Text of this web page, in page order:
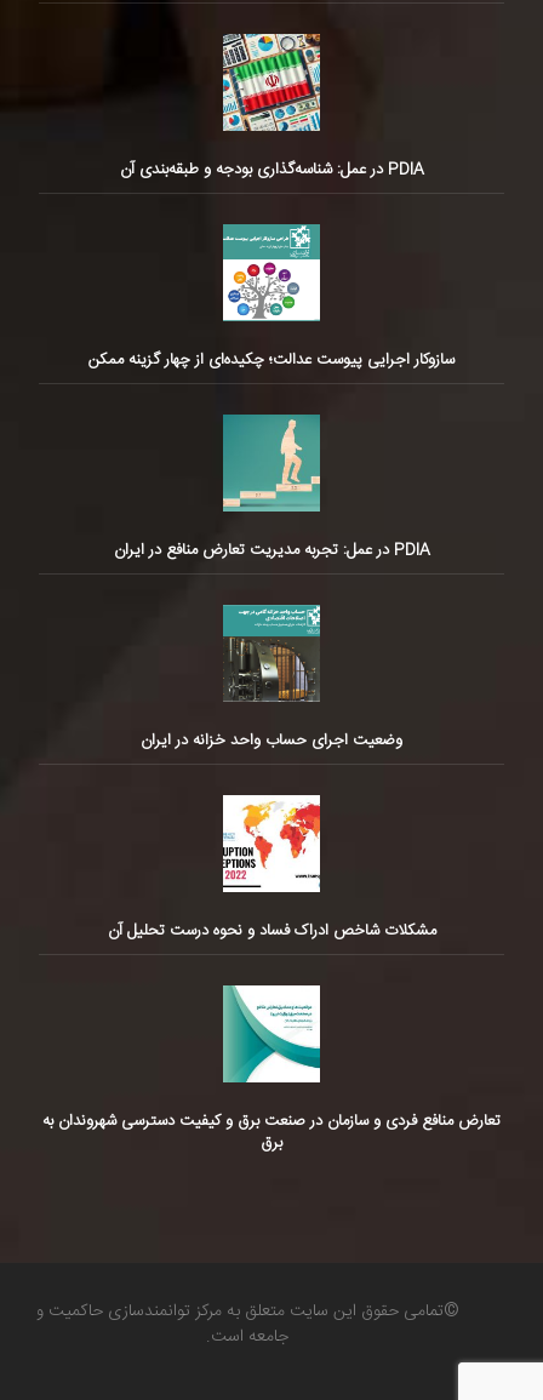
PDIA در عمل: شناسه‌گذاری بودجه و طبقه‌بندی آن
سازوکار اجرایی پیوست عدالت؛ چکیده‌ای از چهار گزینه ممکن
PDIA در عمل: تجربه مدیریت تعارض منافع در ایران
وضعیت اجرای حساب واحد خزانه در ایران
مشکلات شاخص ادراک فساد و نحوه درست تحلیل آن
تعارض منافع فردی و سازمان در صنعت برق و کیفیت دسترسی شهروندان به
برق
©تمامی حقوق این سایت متعلق به مرکز توانمندسازی حاکمیت و
جامعه است.